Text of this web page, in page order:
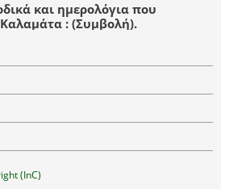
και ημερολόγια που
εξεδόθησαν στην Καλαμάτα : (Συμβολή).
(InC)